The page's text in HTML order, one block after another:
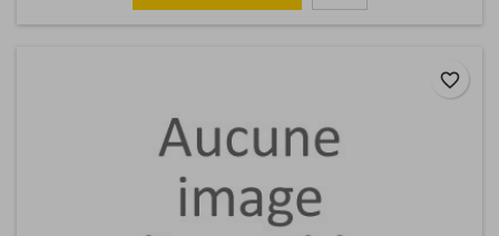
favorite_border